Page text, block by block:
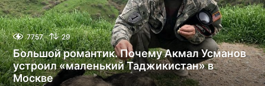
7757 29
Большой романтик. Почему Акмал Усманов
устроил «маленький Таджикистан» в
Москве